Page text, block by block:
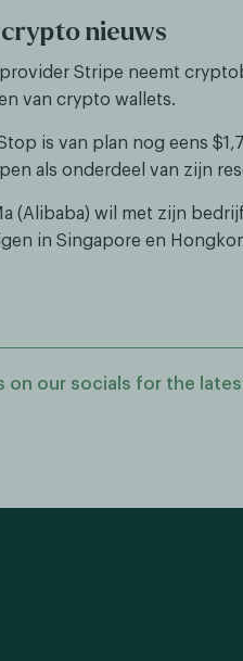
nieuws
Stripe neemt
van crypto wallets.
is van plan nog eens
als onderdeel van zijn
(Alibaba) wil met zijn
in Singapore en
on our socials for the